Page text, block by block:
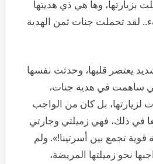
بزيارتها، وها هي ذي هديتها
لقد تحملت جنات ثمن الهدية
يعتصر قلبها، وحدثت نفسها
ساهمت في هدية جنات،
لزيارتها، بل كان من الواجب
في ذلك، فهي زميلتي وجارتي
قوية تجمع بين أسرتينا!». ولم
نحو زميلتها المريضة،